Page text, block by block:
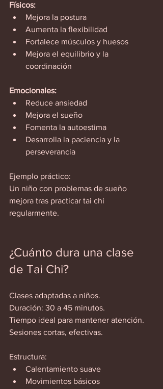
Físicos:
Mejora la postura
Aumenta la flexibilidad
Fortalece músculos y huesos
Mejora el equilibrio y la
coordinación
Emocionales:
Reduce ansiedad
Mejora el sueño
Fomenta la autoestima
Desarrolla la paciencia y la
perseverancia
Ejemplo práctico:
Un niño con problemas de sueño
mejora tras practicar tai chi
regularmente.
¿Cuánto dura una clase
de Tai Chi?
Clases adaptadas a niños.
Duración: 30 a 45 minutos.
Tiempo ideal para mantener atención.
Sesiones cortas, efectivas.
Estructura:
Calentamiento suave
Movimientos básicos